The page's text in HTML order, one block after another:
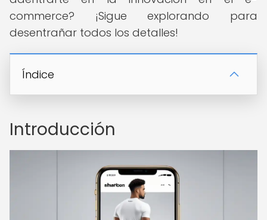
commerce? ¡Sigue explorando para
desentrañar todos los detalles!
Índice
Introducción